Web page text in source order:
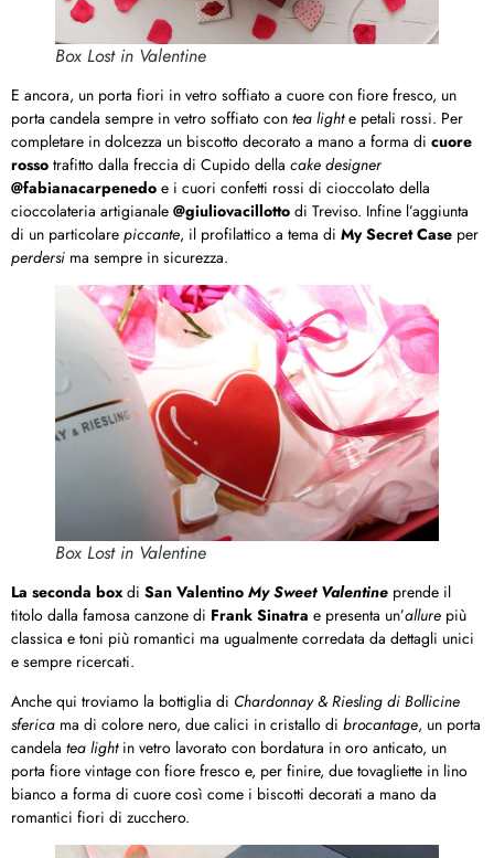
Box Lost in Valentine
E ancora, un porta fiori in vetro soffiato a cuore con fiore fresco, un
porta candela sempre in vetro soffiato con tea lighte petali rossi. Per
completare in dolcezza un biscotto decorato a mano a forma di cuore
rosso trafitto dalla freccia di Cupido della cake designer
@fabianacarpenedo e i cuori confetti rossi di cioccolato della
cioccolateria artigianale @giuliovacillotto di Treviso. Infine l’aggiunta
di un particolare piccante, il profilattico a tema di My Secret Case per
perdersi ma sempre in sicurezza.
Box Lost in Valentine
La seconda boxdi San Valentino My Sweet Valentine prende il
titolo dalla famosa canzone di Frank Sinatra e presenta un’allure più
classica e toni più romantici ma ugualmente corredata da dettagli unici
e sempre ricercati.
Anche qui troviamo la bottiglia di Chardonnay & Riesling di Bollicine
sferica ma di colore nero, due calici in cristallo di brocantage, un porta
candela tea lightin vetro lavorato con bordatura in oro anticato, un
porta fiore vintage con fiore fresco e, per finire, due tovagliette in lino
bianco a forma di cuore così come i biscotti decorati a mano da
romantici fiori di zucchero.